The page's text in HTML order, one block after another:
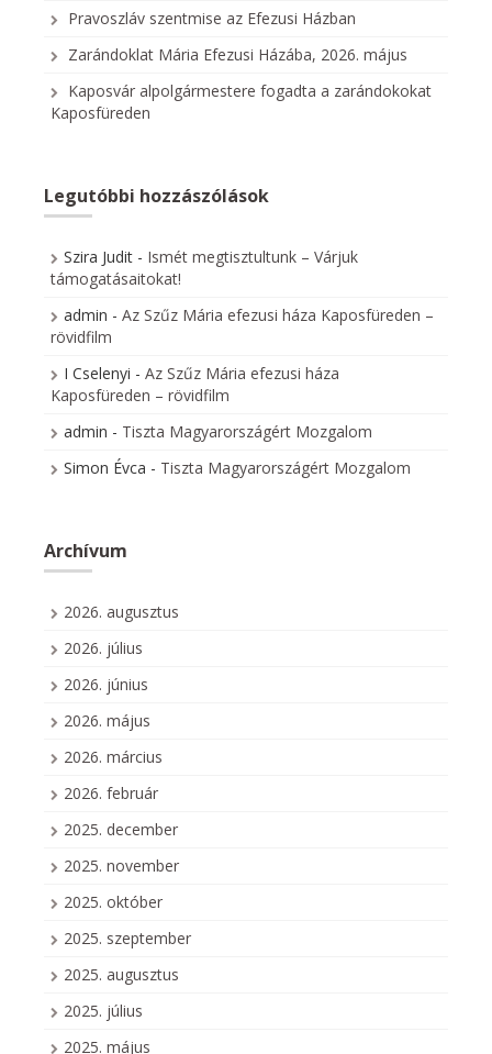
Pravoszláv szentmise az Efezusi Házban
Zarándoklat Mária Efezusi Házába, 2026. május
Kaposvár alpolgármestere fogadta a zarándokokat
Kaposfüreden
Legutóbbi hozzászólások
Szira Judit - Ismét megtisztultunk – Várjuk
támogatásaitokat!
admin - Az Szűz Mária efezusi háza Kaposfüreden –
rövidfilm
I Cselenyi - Az Szűz Mária efezusi háza
Kaposfüreden – rövidfilm
admin - Tiszta Magyarországért Mozgalom
Simon Évca - Tiszta Magyarországért Mozgalom
Archívum
2026. augusztus
2026. július
2026. június
2026. május
2026. március
2026. február
2025. december
2025. november
2025. október
2025. szeptember
2025. augusztus
2025. július
2025. május